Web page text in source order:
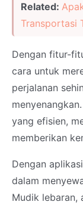
Related:
Transportasi
Dengan fitur-
cara untuk
perjalanan
yang efisien,
memberikan
Dengan
dalam
Mudik lebaran,